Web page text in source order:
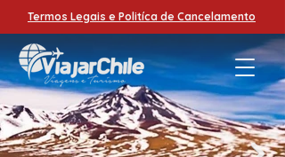
Termos Legais e Politíca de Cancelamento